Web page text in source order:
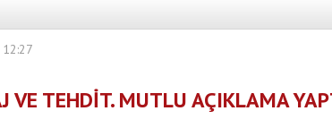
VE TEHDİT. MUTLU AÇIKLAMA